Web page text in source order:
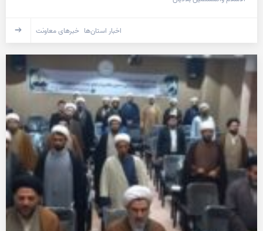
اخبار استان‌ها خبرهای معاونت